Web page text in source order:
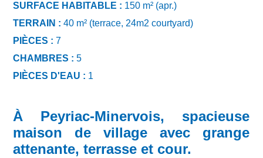
SURFACE HABITABLE : 150 m² (apr.)
TERRAIN : 40 m² (terrace, 24m2 courtyard)
PIÈCES : 7
CHAMBRES : 5
PIÈCES D'EAU : 1
À Peyriac-Minervois, spacieuse
maison de village avec grange
attenante, terrasse et cour.